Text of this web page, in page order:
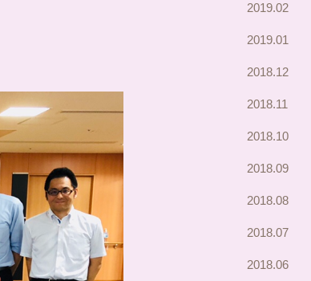
2019.02
2019.01
2018.12
2018.11
2018.10
2018.09
2018.08
2018.07
2018.06